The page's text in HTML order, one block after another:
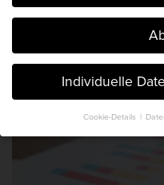
Der Blog von
Böhm. Seit 2014.
Individuelle
Cookie-Details
Hier finden Sie eine Übersicht